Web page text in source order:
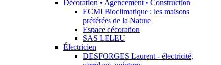
Décoration • Agencement • Construction
ECMI Bioclimatique : les maisons
préférées de la Nature
Espace décoration
SAS LELEU
Électricien
DESFORGES Laurent - électricité,